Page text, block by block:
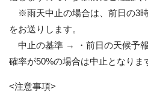
※雨天中止の場合は、前日の3
をお送りします。
中止の基準 → ・前日の天候予
確率が50%の場合は中止となりま
<注意事項>